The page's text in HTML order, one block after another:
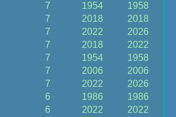
7 1954
1958
7 2018
2018
7 2022
2026
7 2018
2022
7 1954
1958
7 2006
2006
7 2022
2026
6 1986
1986
6 2022
2022